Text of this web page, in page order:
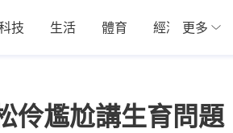
技 生活 體育 經濟 01深
更多
伶尷尬講生育問題